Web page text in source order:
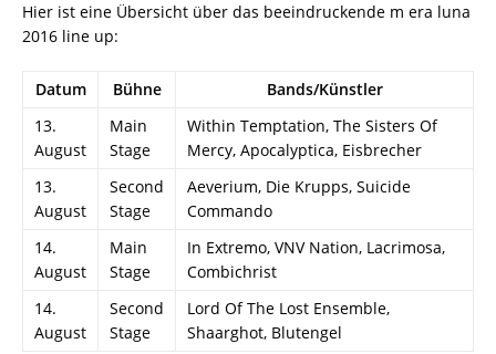
Hier ist eine Übersicht über das beeindruckende m era luna
2016 line up:
Datum Bühne
Bands/Künstler
13.
August
Main
Stage
Within Temptation, The Sisters Of
Mercy, Apocalyptica, Eisbrecher
13.
August
Second
Stage
Aeverium, Die Krupps, Suicide
Commando
14.
August
Main
Stage
In Extremo, VNV Nation, Lacrimosa,
Combichrist
14.
August
Second
Stage
Lord Of The Lost Ensemble,
Shaarghot, Blutengel